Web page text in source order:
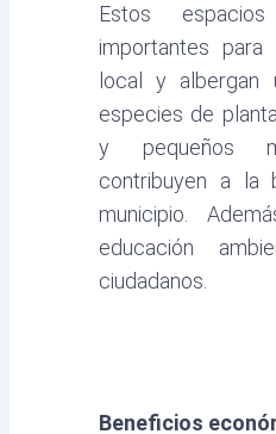
Estos
importantes
local y albergan
especies de
y pequeños
contribuyen a la
municipio.
educación
ciudadanos.
Beneficios